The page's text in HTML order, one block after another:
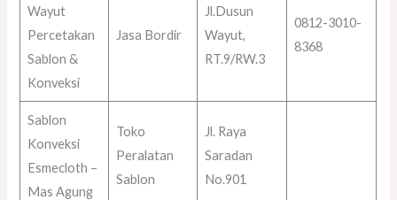
Wayut
Percetakan
Sablon &
Konveksi
Jasa Bordir
Jl.Dusun
Wayut,
RT.9/RW.3
0812-3010-
8368
Sablon
Konveksi
Esmecloth –
Mas Agung
Toko
Peralatan
Sablon
Jl. Raya
Saradan
No.901